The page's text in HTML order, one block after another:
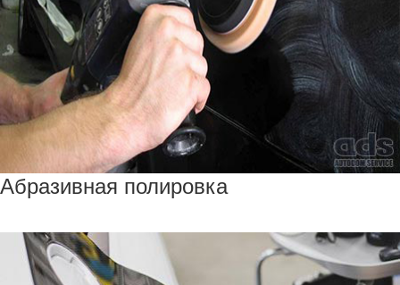
Абразивная полировка